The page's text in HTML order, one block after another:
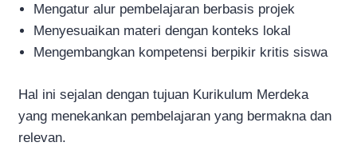
Mengatur alur pembelajaran berbasis projek
Menyesuaikan materi dengan konteks lokal
Mengembangkan kompetensi berpikir kritis siswa
Hal ini sejalan dengan tujuan Kurikulum Merdeka
yang menekankan pembelajaran yang bermakna dan
relevan.